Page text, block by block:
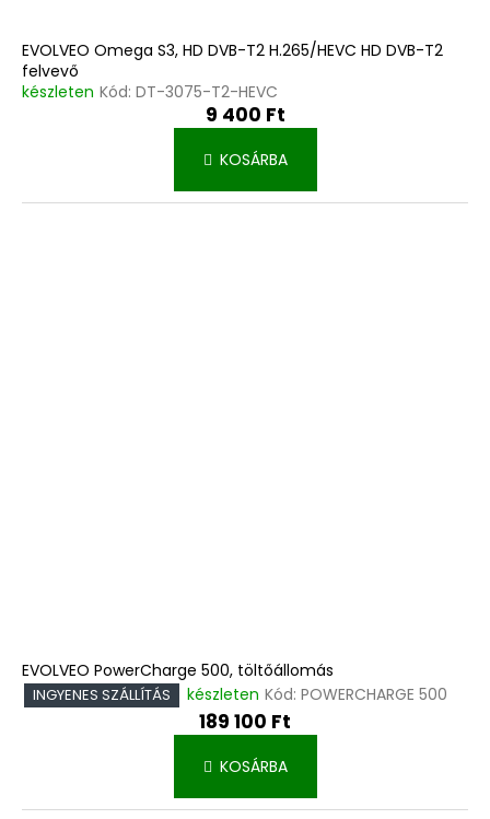
EVOLVEO Omega S3, HD DVB-T2 H.265/HEVC HD DVB-T2
felvevő
készleten Kód: DT-3075-T2-HEVC
9 400 Ft
KOSÁRBA
EVOLVEO PowerCharge 500, töltőállomás
INGYENES SZÁLLÍTÁS készleten Kód: POWERCHARGE 500
189 100 Ft
KOSÁRBA